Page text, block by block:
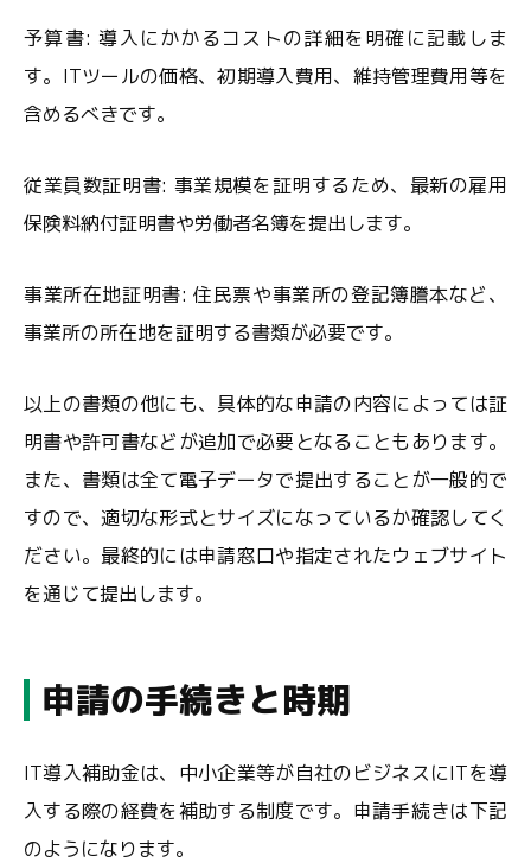
予算書: 導入にかかるコストの詳細を明確に記載しま
す。ITツールの価格、初期導入費用、維持管理費用等を
含めるべきです。
従業員数証明書: 事業規模を証明するため、最新の雇用
保険料納付証明書や労働者名簿を提出します。
事業所在地証明書: 住民票や事業所の登記簿謄本など、
事業所の所在地を証明する書類が必要です。
以上の書類の他にも、具体的な申請の内容によっては証
明書や許可書などが追加で必要となることもあります。
また、書類は全て電子データで提出することが一般的で
すので、適切な形式とサイズになっているか確認してく
ださい。最終的には申請窓口や指定されたウェブサイト
を通じて提出します。
申請の手続きと時期
IT導入補助金は、中小企業等が自社のビジネスにITを導
入する際の経費を補助する制度です。申請手続きは下記
のようになります。